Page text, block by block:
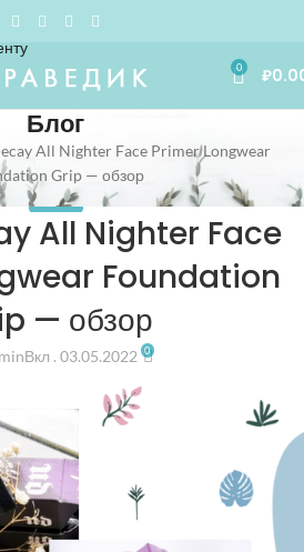
0 ₽
Блог
All Nighter Face Primer Longwear
Grip — обзор
ТОВАРЫ
All Nighter Face
Foundation
— обзор
Вкл . 03.05.2022 0